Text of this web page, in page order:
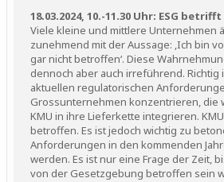
18.03.2024, 10.-11.30 Uhr: ESG
Viele kleine und mittlere Unternehmen
zunehmend mit der Aussage: ‚Ich bin
gar nicht betroffen‘. Diese
dennoch aber auch irreführend. Richtig
aktuellen regulatorischen
Grossunternehmen konzentrieren, die
KMU in ihre Lieferkette integrieren.
betroffen. Es ist jedoch wichtig zu
Anforderungen in den kommenden
werden. Es ist nur eine Frage der Zeit,
von der Gesetzgebung betroffen sein